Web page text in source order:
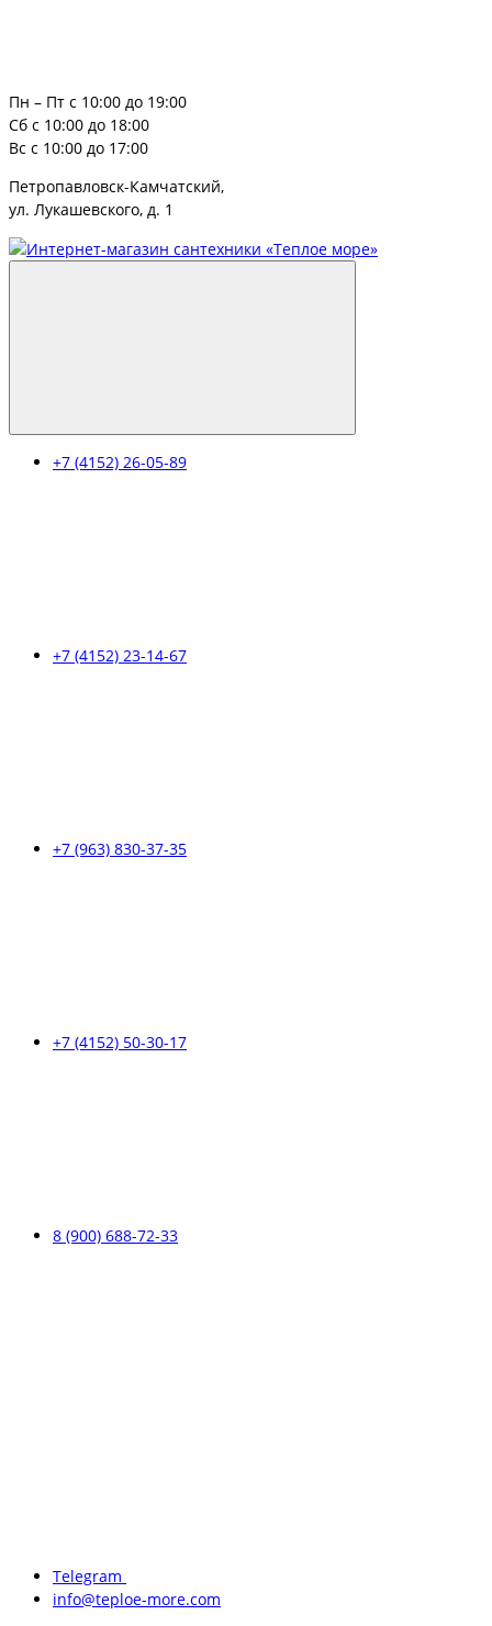
Пн – Пт с 10:00 до 19:00
Сб с 10:00 до 18:00
Вс с 10:00 до 17:00
Петропавловск-Камчатский,
ул. Лукашевского, д. 1
+7 (4152) 26-05-89
+7 (4152) 23-14-67
+7 (963) 830-37-35
+7 (4152) 50-30-17
8 (900) 688-72-33
Telegram
info@teploe-more.com